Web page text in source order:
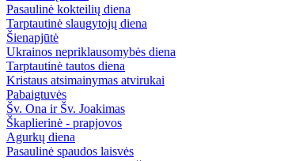
Pasaulinė kokteilių diena
Tarptautinė slaugytojų diena
Šienapjūtė
Ukrainos nepriklausomybės diena
Tarptautinė tautos diena
Kristaus atsimainymas atvirukai
Pabaigtuvės
Šv. Ona ir Šv. Joakimas
Škaplierinė - prapjovos
Agurkų diena
Pasaulinė spaudos laisvės